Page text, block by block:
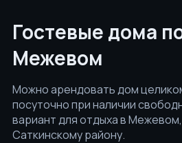
Гостевые дома
Межевом
Можно арендовать дом
посуточно при наличии
вариант для отдыха в
Саткинскому району.